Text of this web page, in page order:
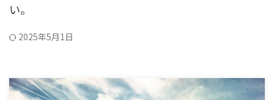
い。
2025年5月1日